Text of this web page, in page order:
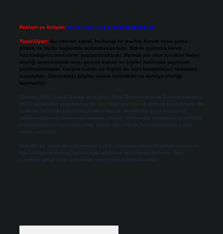
Reklam ve İletişim: Skype: live:.cid.575569c608265c69
Yasal Uyarı: Bu internet sitesi, herhangi bir marka, kurum veya şahıs
şirketi ile hiçbir bağlantısı bulunmamaktadır. Sitede yalnızca kendi
hazırladığımız makaleler paylaşılmaktadır. Burada yer alan içerikler haber
niteliği taşımamakta olup, gerçek kurum ve kişiler hakkında paylaşım
yapılmamaktadır. Gerçek kurum ve kişiler ile isim benzerlikleri tamamen
tesadüfidir. Sitemizdeki bilgiler taslak halindedir ve tavsiye niteliği
taşımazlar.
Sitemiz, 5651 Sayılı Kanun gereğince Bilgi Teknolojileri ve İletişim Kurumu
(BTK) tarafından onaylanmış bir Yer Sağlayıcı olarak hizmet vermektedir. Bu
nedenle, sitedeki içerikleri proaktif olarak denetleme veya araştırma
yükümlülüğümüz bulunmamaktadır. Ancak, üyelerimiz yazdıkları içeriklerin
sorumluluğunu taşımakta olup, siteye üye olarak bu sorumluluğu kabul
etmiş sayılırlar.
Hukuka ve yasal düzenlemelere aykırı olduğunu düşündüğünüz içerikleri,
backlinkpanelicomtr@gmail.com adresine bildirmeniz halinde, ilgili
içerikler yasal süre içerisinde sitemizden kaldırılacaktır.